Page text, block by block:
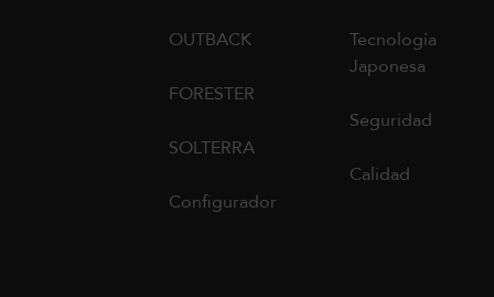
OUTBACK
FORESTER
SOLTERRA
Configurador
Tecnología
Japonesa
Seguridad
Calidad